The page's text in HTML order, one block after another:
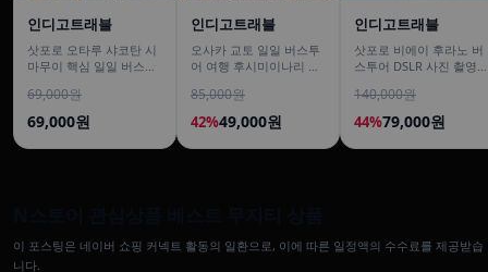
인디고트래블
삿포로 오타루 샤코탄 시
마무이 핵심 일일 버스투
69,000원
69,000원
인디고트래블
오사카 교토 일일 버스투
어 여행 후시미이나리 아
철학의길
85,000원
42%49,000원
인디고트래블
삿포로 비에이 후라노 버
스투어 DSLR 사진 촬영
140,000원
44%79,000원
이 포스팅은 네이버 쇼핑 커넥트 활동의 일환으로, 이에 따른 일정액의 수수료를 제공받습
니다.